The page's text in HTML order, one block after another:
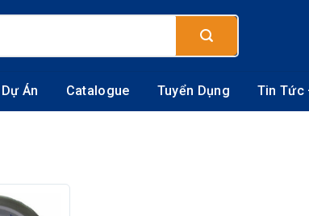
Dự Án Catalogue Tuyển Dụng Tin Tức